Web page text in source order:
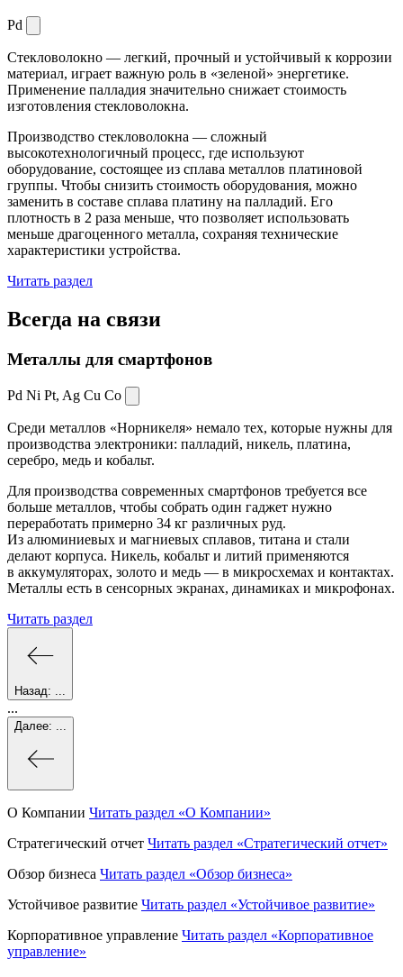
Pd
Стекловолокно — легкий, прочный и устойчивый к коррозии
материал, играет важную роль в «зеленой» энергетике.
Применение палладия значительно снижает стоимость
изготовления стекловолокна.
Производство стекловолокна — сложный
высокотехнологичный процесс, где используют
оборудование, состоящее из сплава металлов платиновой
группы. Чтобы снизить стоимость оборудования, можно
заменить в составе сплава платину на палладий. Его
плотность в 2 раза меньше, что позволяет использовать
меньше драгоценного металла, сохраняя технические
характеристики устройства.
Читать раздел
Всегда на связи
Металлы для смартфонов
Pd Ni Pt, Ag Cu Co
Среди металлов «Норникеля» немало тех, которые нужны для
производства электроники: палладий, никель, платина,
серебро, медь и кобальт.
Для производства современных смартфонов требуется все
больше металлов, чтобы собрать один гаджет нужно
переработать примерно 34 кг различных руд.
Из алюминиевых и магниевых сплавов, титана и стали
делают корпуса. Никель, кобальт и литий применяются
в аккумуляторах, золото и медь — в микросхемах и контактах.
Металлы есть в сенсорных экранах, динамиках и микрофонах.
Читать раздел
Назад:
...
Далее:
О Компании Читать раздел «О Компании»
Стратегический отчет Читать раздел «Стратегический отчет»
Обзор бизнеса Читать раздел «Обзор бизнеса»
Устойчивое развитие Читать раздел «Устойчивое развитие»
Корпоративное управление Читать раздел «Корпоративное
управление»